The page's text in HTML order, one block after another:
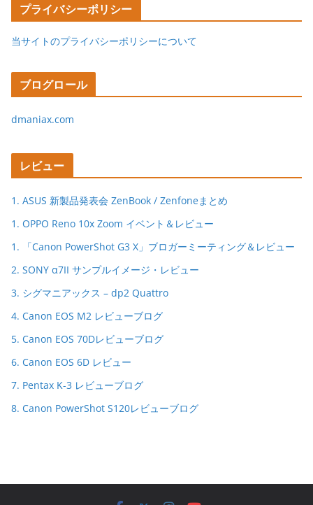
プライバシーポリシー
当サイトのプライバシーポリシーについて
ブログロール
dmaniax.com
レビュー
1. ASUS 新製品発表会 ZenBook / Zenfoneまとめ
1. OPPO Reno 10x Zoom イベント＆レビュー
1. 「Canon PowerShot G3 X」ブロガーミーティング＆レビュー
2. SONY α7II サンプルイメージ・レビュー
3. シグマニアックス – dp2 Quattro
4. Canon EOS M2 レビューブログ
5. Canon EOS 70Dレビューブログ
6. Canon EOS 6D レビュー
7. Pentax K-3 レビューブログ
8. Canon PowerShot S120レビューブログ